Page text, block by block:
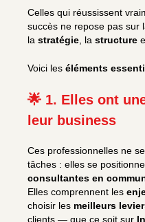
Celles qui réussissent
succès ne repose pas sur
la stratégie, la structure
Voici les éléments
🌟 1. Elles ont
leur business
Ces professionnelles ne
tâches : elles se
consultantes en
Elles comprennent les
choisir les meilleurs
clients — que ce soit sur